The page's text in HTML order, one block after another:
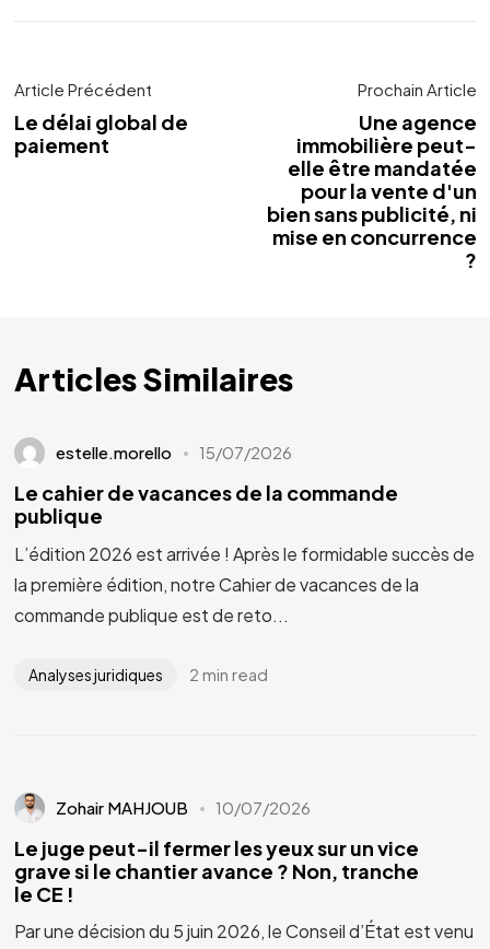
Article Précédent
Le délai global de
paiement
Prochain Article
Une agence
immobilière peut-
elle être mandatée
pour la vente d'un
bien sans publicité, ni
mise en concurrence
?
Articles Similaires
estelle.morello 15/07/2026
Le cahier de vacances de la commande
publique
L’édition 2026 est arrivée ! Après le formidable succès de
la première édition, notre Cahier de vacances de la
commande publique est de reto...
Analyses juridiques 2 min read
Zohair MAHJOUB 10/07/2026
Le juge peut-il fermer les yeux sur un vice
grave si le chantier avance ? Non, tranche
le CE !
Par une décision du 5 juin 2026, le Conseil d’État est venu